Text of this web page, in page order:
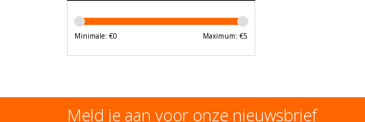
Minimale: €0 Maximum: €5
Meld je aan voor onze nieuwsbrief